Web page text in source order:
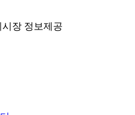
장 정보제공